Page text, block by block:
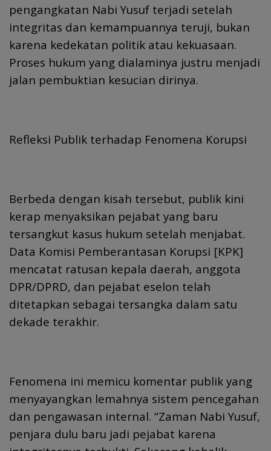
pengangkatan Nabi Yusuf terjadi setelah
integritas dan kemampuannya teruji, bukan
karena kedekatan politik atau kekuasaan.
Proses hukum yang dialaminya justru menjadi
jalan pembuktian kesucian dirinya.
Refleksi Publik terhadap Fenomena Korupsi
Berbeda dengan kisah tersebut, publik kini
kerap menyaksikan pejabat yang baru
tersangkut kasus hukum setelah menjabat.
Data Komisi Pemberantasan Korupsi [KPK]
mencatat ratusan kepala daerah, anggota
DPR/DPRD, dan pejabat eselon telah
ditetapkan sebagai tersangka dalam satu
dekade terakhir.
Fenomena ini memicu komentar publik yang
menyayangkan lemahnya sistem pencegahan
dan pengawasan internal. “Zaman Nabi Yusuf,
penjara dulu baru jadi pejabat karena